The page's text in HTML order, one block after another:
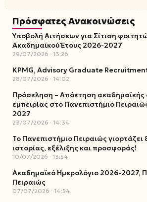
Πρόσφατες Ανακοινώσεις
Υποβολή Αιτήσεων για Σίτιση
Ακαδημαϊκού Έτους 2026-2027
29/07/2026 13:26
KPMG, Advisory Graduate
28/07/2026 14:02
Πρόσκληση – Απόκτηση ακαδημαϊκής
εμπειρίας στο Πανεπιστήμιο
2027
23/07/2026 14:34
Το Πανεπιστήμιο Πειραιώς γιορτάζει
ιστορίας, εξέλιξης και προσφοράς!
10/07/2026 13:54
Ακαδημαϊκό Ημερολόγιο 2026-2027,
Πειραιώς
07/07/2026 14:54